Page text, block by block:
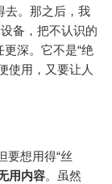
去。那之后，我
备，把不认识的
深。它不是“绝
使用，又要让人
要想用得“丝
用内容。虽然